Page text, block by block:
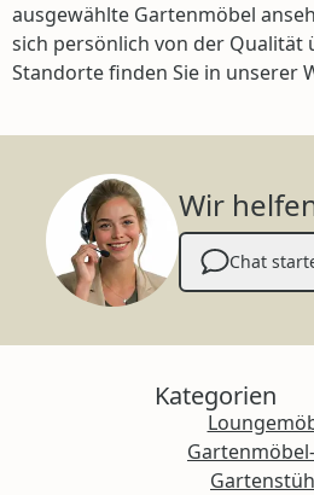
ausgewählte Gartenmöbel
sich persönlich von der Qualität
Standorte finden Sie in unserer
Wir
Chat
Kategorien